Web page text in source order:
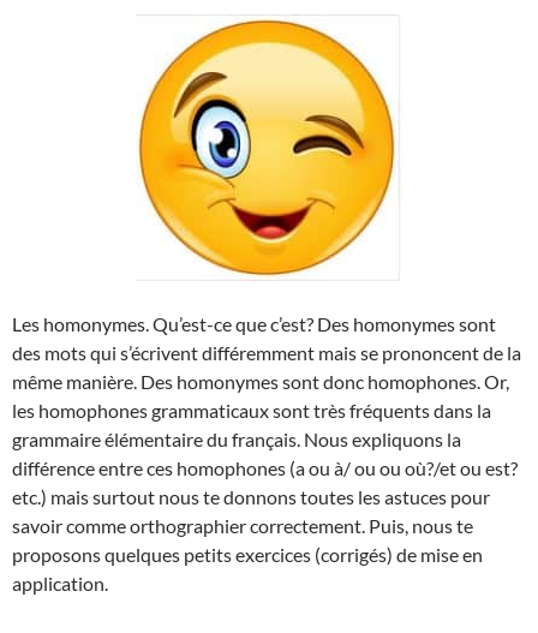
Les homonymes. Qu’est-ce que c’est? Des homonymes sont
des mots qui s’écrivent différemment mais se prononcent de la
même manière. Des homonymes sont donc homophones. Or,
les homophones grammaticaux sont très fréquents dans la
grammaire élémentaire du français. Nous expliquons la
différence entre ces homophones (a ou à/ ou ou où?/et ou est?
etc.) mais surtout nous te donnons toutes les astuces pour
savoir comme orthographier correctement. Puis, nous te
proposons quelques petits exercices (corrigés) de mise en
application.